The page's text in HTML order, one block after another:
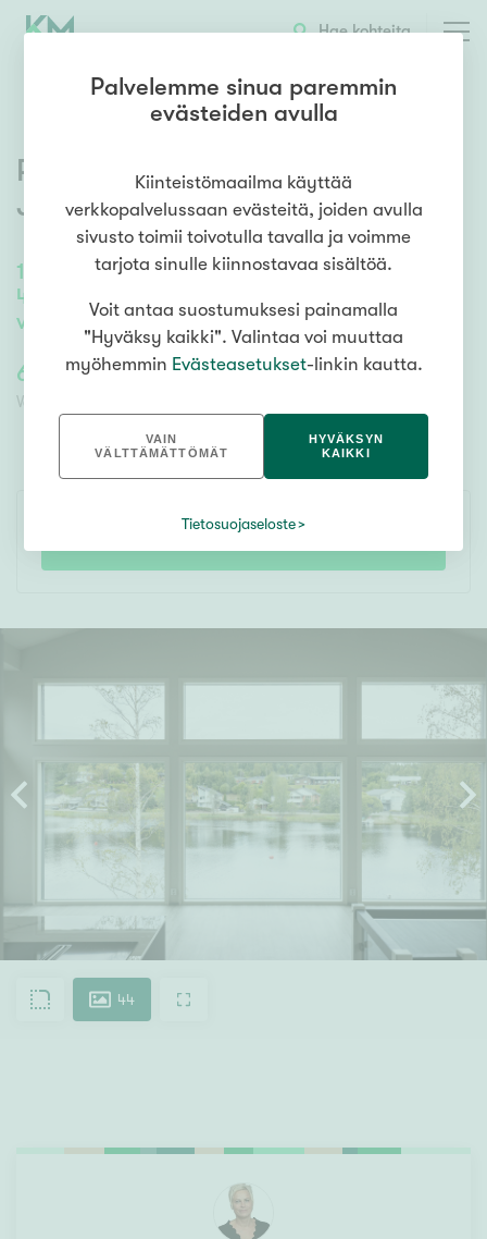
Hae kohteita
144 /326m²
4h, k, tkh, s, ph, kph, wc, khh, las.ter, las.p,
varastot, 2 auton autotalli
Päivänvarjontie 21,Korpilahti
Jyväskylä
649 000,00 €
Velaton lähtöhinta
649 000,00 €
44
Palvelemme sinua paremmin
evästeiden avulla
Kiinteistömaailma käyttää
verkkopalvelussaan evästeitä, joiden avulla
sivusto toimii toivotulla tavalla ja voimme
tarjota sinulle kiinnostavaa sisältöä.
Voit antaa suostumuksesi painamalla
"Hyväksy kaikki". Valintaa voi muuttaa
myöhemmin Evästeasetukset-linkin kautta.
VAIN
VÄLTTÄMÄTTÖMÄT
HYVÄKSYN
KAIKKI
Tietosuojaseloste